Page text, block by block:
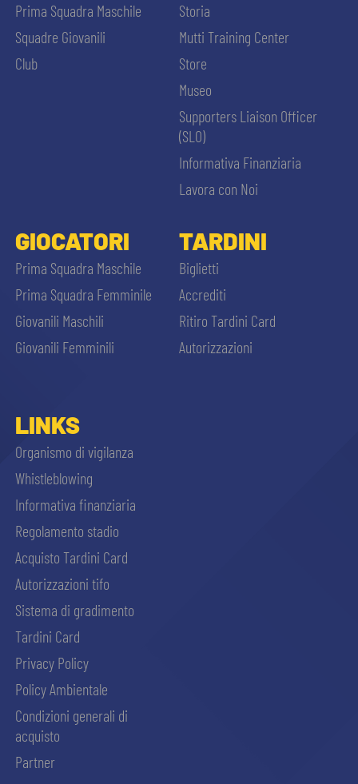
Prima Squadra Maschile
Squadre Giovanili
Club
Storia
Mutti Training Center
Store
Museo
Supporters Liaison Officer
(SLO)
Informativa Finanziaria
Lavora con Noi
GIOCATORI
Prima Squadra Maschile
Prima Squadra Femminile
Giovanili Maschili
Giovanili Femminili
TARDINI
Biglietti
Accrediti
Ritiro Tardini Card
Autorizzazioni
LINKS
Organismo di vigilanza
Whistleblowing
Informativa finanziaria
Regolamento stadio
Acquisto Tardini Card
Autorizzazioni tifo
Sistema di gradimento
Tardini Card
Privacy Policy
Policy Ambientale
Condizioni generali di
acquisto
Partner